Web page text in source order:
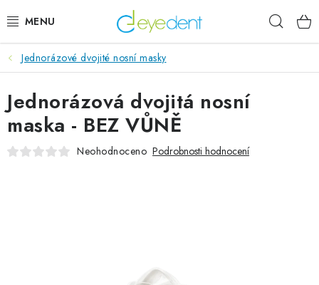
na
E-SHOP
IMPLANTÁTY GLOBAL D
NOVINKY
Jednorázové dvojité nosní masky
Jednorázová dvojitá nosní
maska - BEZ VŮNĚ
Neohodnoceno Podrobnosti hodnocení